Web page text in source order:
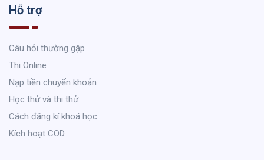
Hỗ trợ
Câu hỏi thường gặp
Thi Online
Nạp tiền chuyển khoản
Học thử và thi thử
Cách đăng kí khoá học
Kích hoạt COD